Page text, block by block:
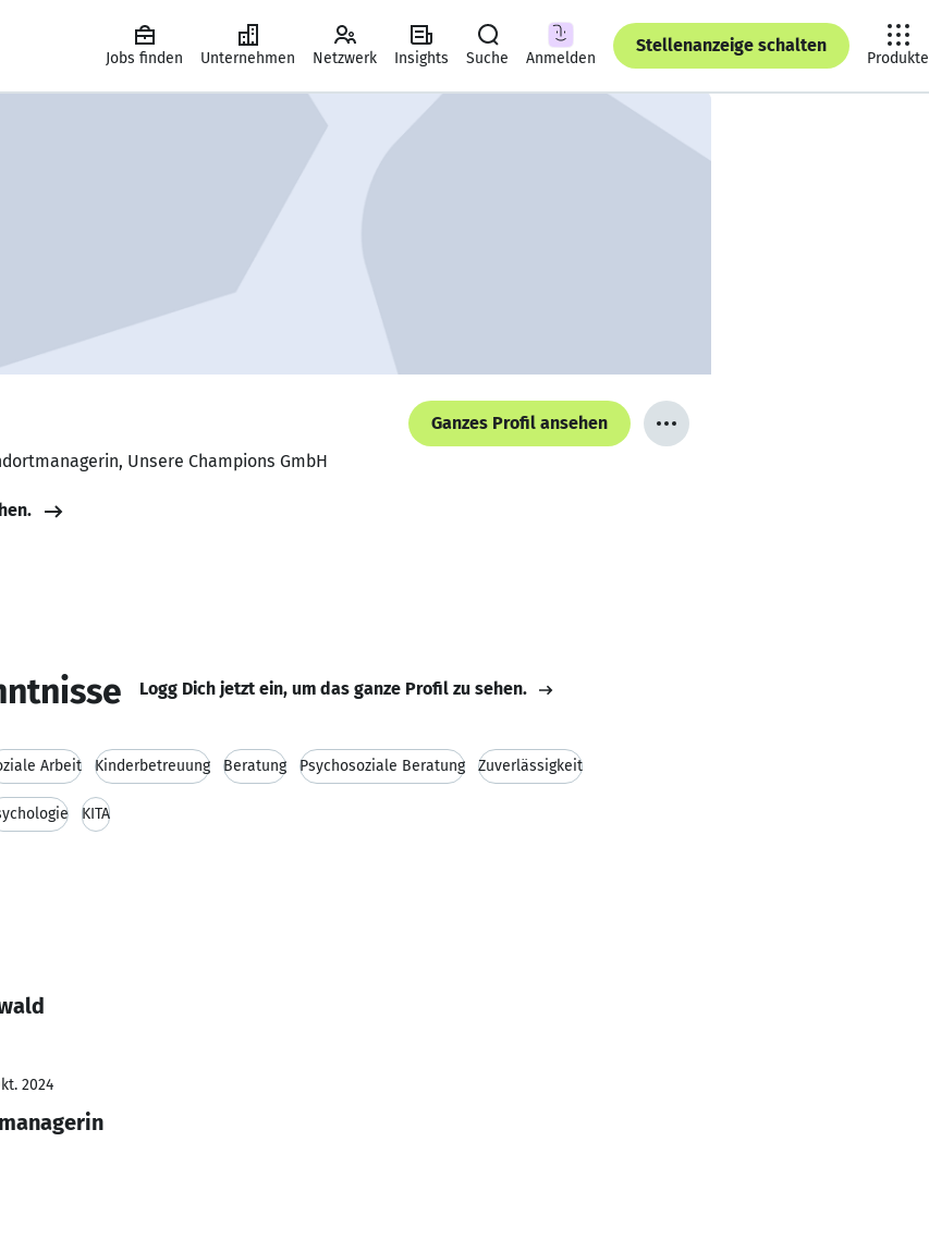
Jobs finden Unternehmen Netzwerk Insights Suche Anmelden
Stellenanzeige schalten
Produkte
Ganzes Profil ansehen
Unsere Champions GmbH
Logg Dich jetzt ein, um das ganze Profil zu sehen.
Arbeit Kinderbetreuung Beratung Psychosoziale Beratung Zuverlässigkeit
KITA
2024